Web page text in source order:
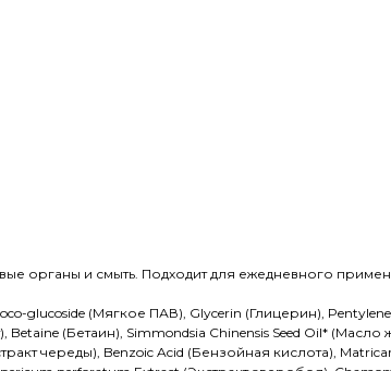
органы и смыть. Подходит для ежедневного
glucoside (Мягкое ПАВ), Glycerin (Глицерин),
(Бетаин), Simmondsia Chinensis Seed Oil*
череды), Benzoic Acid (Бензойная кислота),